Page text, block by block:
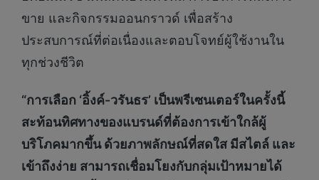
ขาย และกิจกรรมออนกราวด์ เพื่อสร้าง
ประสบการณ์ที่ต่อเนื่องและตอบโจทย์ผู้ใช้งานใน
ทุกช่วงชีวิต
“การเลือก ‘อิ้งค์-วรันธร’ เป็นพรีเซนเตอร์ในครั้งนี้
สะท้อนทิศทางของแบรนด์ที่ต้องการเข้าใกล้ผู้
บริโภคมากขึ้น ด้วยภาพลักษณ์ที่สดใส มีสไตล์ และ
เข้าถึงง่าย สามารถเชื่อมโยงกับกลุ่มเป้าหมายได้